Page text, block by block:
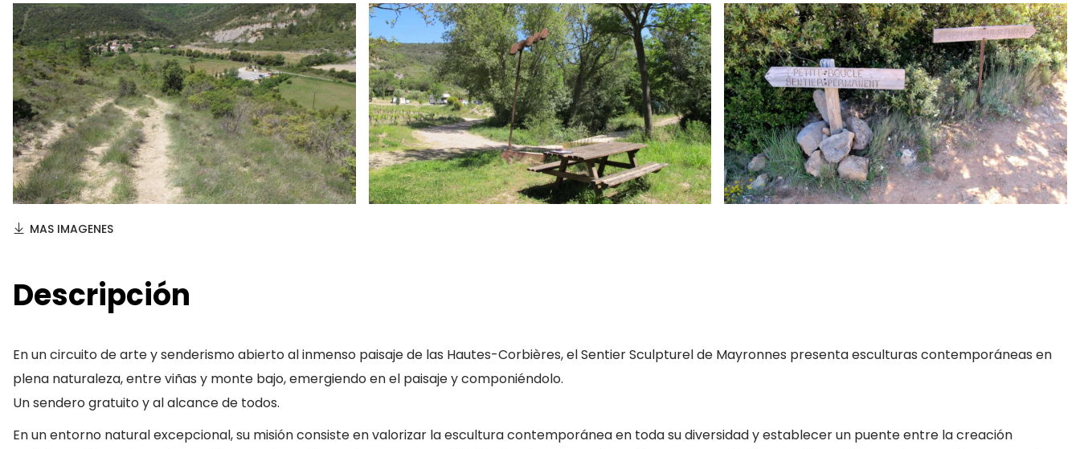
MAS IMAGENES
Descripción
En un circuito de arte y senderismo abierto al inmenso paisaje de las Hautes-Corbières, el Sentier Sculpturel de Mayronnes presenta esculturas contemporáneas en
plena naturaleza, entre viñas y monte bajo, emergiendo en el paisaje y componiéndolo.
Un sendero gratuito y al alcance de todos.
En un entorno natural excepcional, su misión consiste en valorizar la escultura contemporánea en toda su diversidad y establecer un puente entre la creación